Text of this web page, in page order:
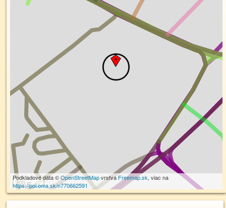
100 m
Podkladové dáta ©OpenStreetMapvrstvaFreemap.sk, viac na
https://poi.oma.sk/n770662591